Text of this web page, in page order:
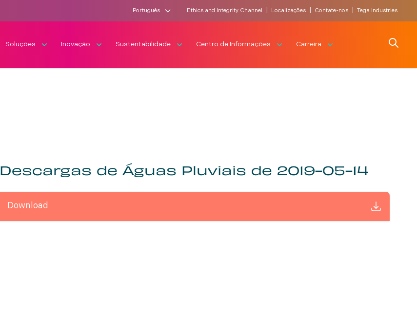
Português Ethics and Integrity Channel Localizações Contate-nos Tega Industries
Soluções Inovação Sustentabilidade Centro de Informações Carreira Search
Descargas de Águas Pluviais de 2019-05-14
Download